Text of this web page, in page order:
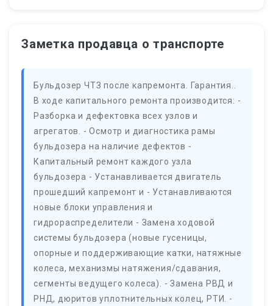
Заметка продавца о транспорте
Бульдозер ЧТЗ после капремонта. Гарантия..
В ходе капитального ремонта производится: -
Разборка и дефектовка всех узлов и
агрегатов. - Осмотр и диагностика рамы
бульдозера на наличие дефектов -
Капитальный ремонт каждого узла
бульдозера - Устанавливается двигатель
прошедший капремонт и - Устанавливаются
новые блоки управления и
гидрораспределители - Замена ходовой
системы бульдозера (новые гусеницы,
опорные и поддерживающие катки, натяжные
колеса, механизмы натяжения/сдавания,
сегменты ведущего колеса). - Замена РВД и
РНД, дюритов уплотнительных колец, РТИ. -